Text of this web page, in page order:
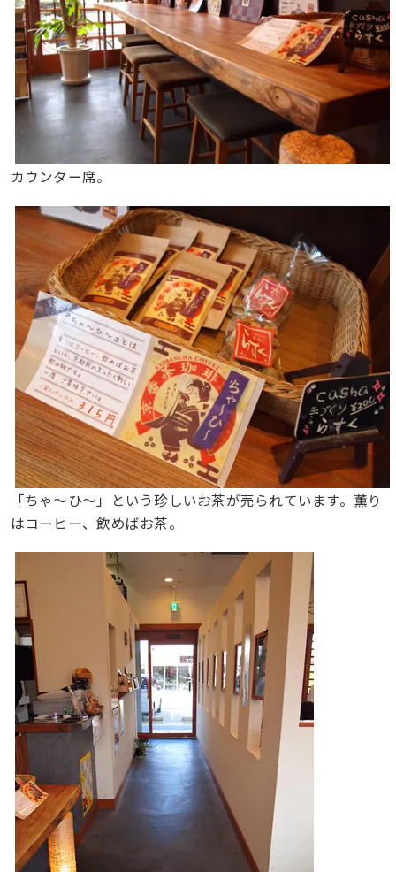
カウンター席。
「ちゃ～ひ～」という珍しいお茶が売られています。薫り
はコーヒー、飲めばお茶。